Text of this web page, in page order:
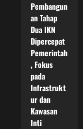
Pembangun
an Tahap
Dua IKN
Dipercepat
Pemerintah
, Fokus
pada
Infrastrukt
ur dan
Kawasan
Inti